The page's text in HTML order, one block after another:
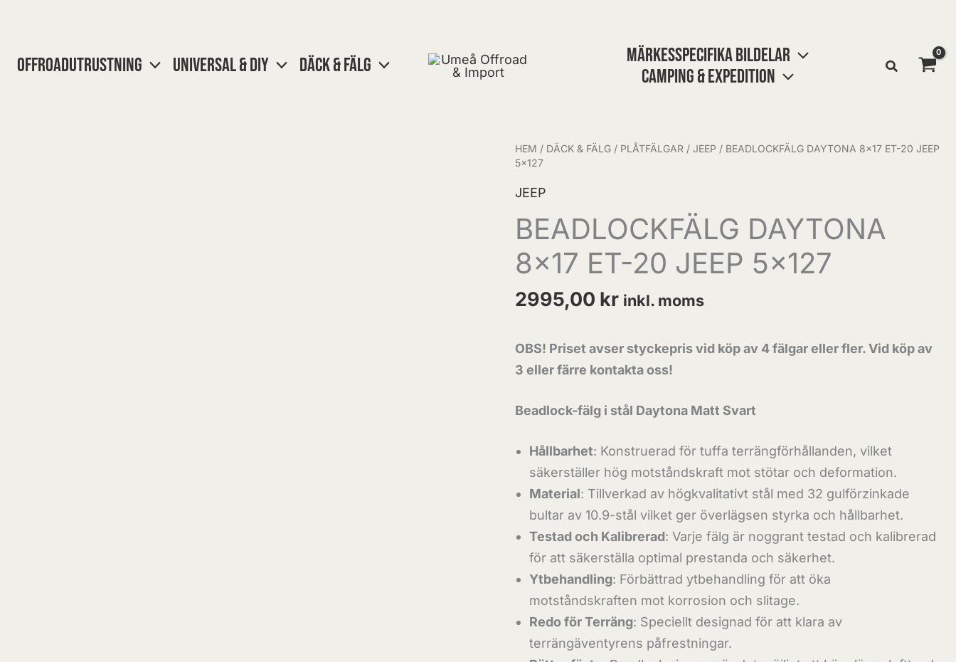
OFFROADUTRUSTNING UNIVERSAL & DIY DÄCK & FÄLG
MÄRKESSPECIFIKA BILDELAR
CAMPING & EXPEDITION
HEM / DÄCK & FÄLG / PLÅTFÄLGAR /JEEP / BEADLOCKFÄLG DAYTONA 8×17 ET-20 JEEP
5×127
JEEP
BEADLOCKFÄLG DAYTONA
8×17 ET-20 JEEP 5×127
2995,00 kr inkl. moms
OBS! Priset avser styckepris vid köp av 4 fälgar eller fler. Vid köp av
3 eller färre kontakta oss!
Beadlock-fälg i stål Daytona Matt Svart
Hållbarhet: Konstruerad för tuffa terrängförhållanden, vilket
säkerställer hög motståndskraft mot stötar och deformation.
Material: Tillverkad av högkvalitativt stål med 32 gulförzinkade
bultar av 10.9-stål vilket ger överlägsen styrka och hållbarhet.
Testad och Kalibrerad: Varje fälg är noggrant testad och kalibrerad
för att säkerställa optimal prestanda och säkerhet.
Ytbehandling: Förbättrad ytbehandling för att öka
motståndskraften mot korrosion och slitage.
Redo för Terräng: Speciellt designad för att klara av
terrängäventyrens påfrestningar.
BEADLOCKFÄLG
8x17
ET-
20
JEEP
mängd